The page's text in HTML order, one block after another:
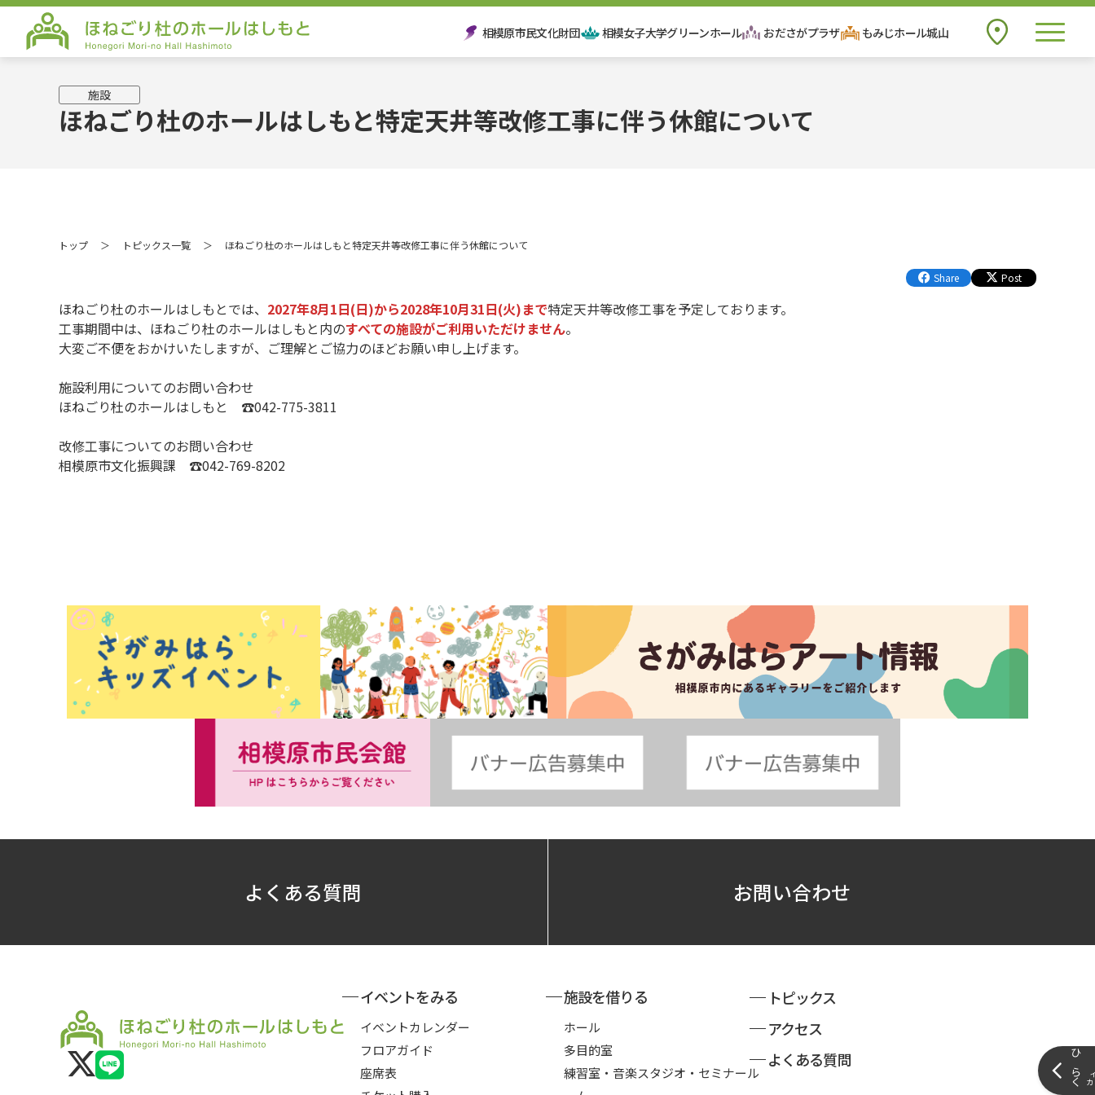
ほねごり杜のホールはしもと Honegori Mori-no Hall Hashimoto
相模原市民文化財団 相模女子大学グリーンホール おださがプラザ もみじホール城山
アクセス
toggle
施設
ほねごり杜のホールはしもと特定天井等改修工事に伴う休館について
トップ トピックス一覧 ほねごり杜のホールはしもと特定天井等改修工事に伴う休館について
Share Post
ほねごり杜のホールはしもとでは、 2027年8月1日(日)から2028年10月31日(火)まで特定天井等改修工事を予定しております。
工事期間中は、ほねごり杜のホールはしもと内のすべての施設がご利用いただけません。
大変ご不便をおかけいたしますが、ご理解とご協力のほどお願い申し上げます。
施設利用についてのお問い合わせ
ほねごり杜のホールはしもと ☎042-775-3811
改修工事についてのお問い合わせ
相模原市文化振興課 ☎042-769-8202
よくある質問 お問い合わせ
サイドメ
イベントをみる
イベントカレンダー
フロアガイド
座席表
施設を借りる
ホール
多目的室
練習室・音楽スタジオ・セミナール
トピックス
アクセス
よくある質問